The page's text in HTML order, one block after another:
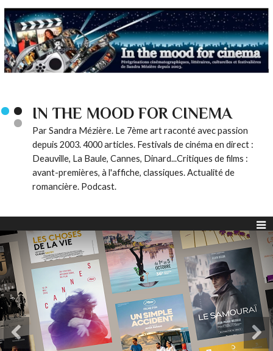
IN THE MOOD FOR CINEMA
Par Sandra Mézière. Le 7ème art raconté avec passion
depuis 2003. 4000 articles. Festivals de cinéma en direct :
Deauville, La Baule, Cannes, Dinard...Critiques de films :
avant-premières, à l'affiche, classiques. Actualité de
romancière. Podcast.